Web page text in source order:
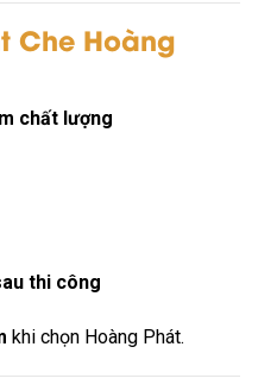
Che Hoàng
chất lượng
thi công
khi chọn Hoàng Phát.